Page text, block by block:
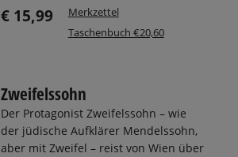
€ 15,99
Merkzettel
Taschenbuch €20,60
Zweifelssohn
Der Protagonist Zweifelssohn – wie
der jüdische Aufklärer Mendelssohn,
aber mit Zweifel – reist von Wien über